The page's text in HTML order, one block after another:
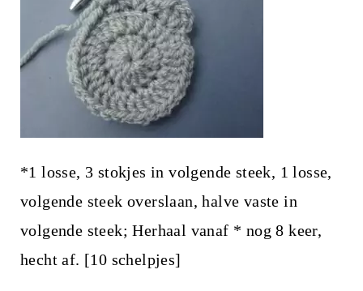
*1 losse, 3 stokjes in volgende steek, 1 losse,
volgende steek overslaan, halve vaste in
volgende steek; Herhaal vanaf * nog 8 keer,
hecht af. [10 schelpjes]